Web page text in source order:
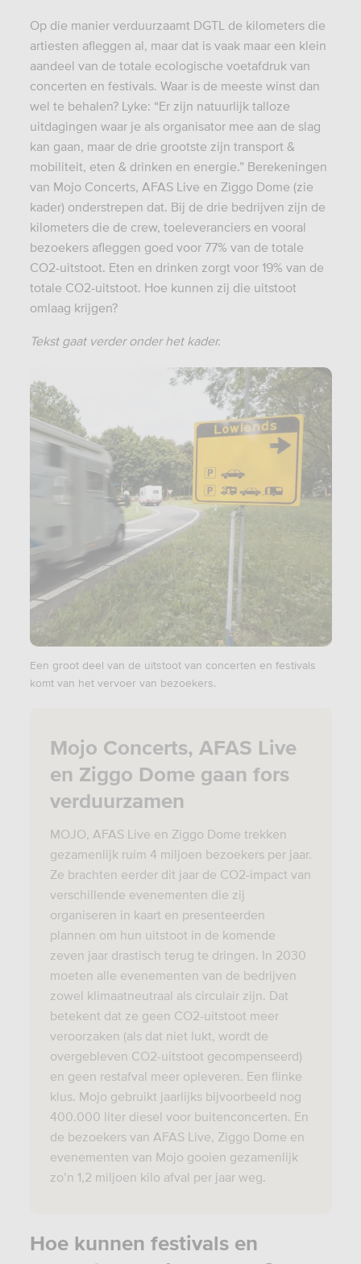
Op die manier verduurzaamt DGTL de kilometers die
artiesten afleggen al, maar dat is vaak maar een klein
aandeel van de totale ecologische voetafdruk van
concerten en festivals. Waar is de meeste winst dan
wel te behalen? Lyke: “Er zijn natuurlijk talloze
uitdagingen waar je als organisator mee aan de slag
kan gaan, maar de drie grootste zijn transport &
mobiliteit, eten & drinken en energie.” Berekeningen
van Mojo Concerts, AFAS Live en Ziggo Dome (zie
kader) onderstrepen dat. Bij de drie bedrijven zijn de
kilometers die de crew, toeleveranciers en vooral
bezoekers afleggen goed voor 77% van de totale
CO2-uitstoot. Eten en drinken zorgt voor 19% van de
totale CO2-uitstoot. Hoe kunnen zij die uitstoot
omlaag krijgen?
Tekst gaat verder onder het kader.
Een groot deel van de uitstoot van concerten en festivals
komt van het vervoer van bezoekers.
Mojo Concerts, AFAS Live
en Ziggo Dome gaan fors
verduurzamen
MOJO, AFAS Live en Ziggo Dome trekken
gezamenlijk ruim 4 miljoen bezoekers per jaar.
Ze brachten eerder dit jaar de CO2-impact van
verschillende evenementen die zij
organiseren in kaart en presenteerden
plannen om hun uitstoot in de komende
zeven jaar drastisch terug te dringen. In 2030
moeten alle evenementen van de bedrijven
zowel klimaatneutraal als circulair zijn. Dat
betekent dat ze geen CO2-uitstoot meer
veroorzaken (als dat niet lukt, wordt de
overgebleven CO2-uitstoot gecompenseerd)
en geen restafval meer opleveren. Een flinke
klus. Mojo gebruikt jaarlijks bijvoorbeeld nog
400.000 liter diesel voor buitenconcerten. En
de bezoekers van AFAS Live, Ziggo Dome en
evenementen van Mojo gooien gezamenlijk
zo’n 1,2 miljoen kilo afval per jaar weg.
Hoe kunnen festivals en